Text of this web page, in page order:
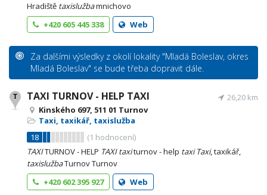
Hradiště taxislužbamnichovo
+420 605 445 338
Web
Za dalšími výsledky z okolí lokality "Mladá Boleslav, okres
Mladá Boleslav" se bude třeba dopravit dále.
TAXI TURNOV - HELP TAXI
Kinského 697, 511 01 Turnov
Taxi, taxikář, taxislužba
18
(1 hodnocení)
26,20 km
TAXITURNOV - HELP TAXI taxiturnov - help taxi Taxi, taxikář,
taxislužbaTurnov Turnov
+420 602 395 927
Web